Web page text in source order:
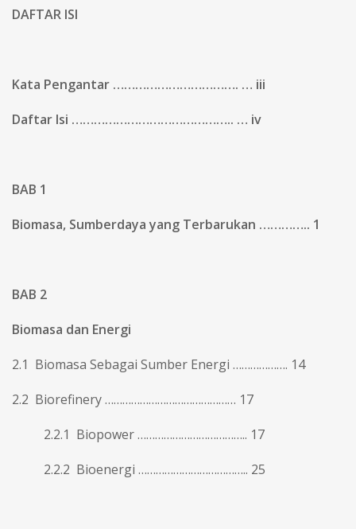
DAFTAR ISI
Kata Pengantar ……………………………. … iii
Daftar Isi …………………………………….. … iv
BAB 1
Biomasa, Sumberdaya yang Terbarukan ………….. 1
BAB 2
Biomasa dan Energi
2.1 Biomasa Sebagai Sumber Energi ………………. 14
2.2 Biorefinery ……………………………………… 17
2.2.1 Biopower ……………………………….. 17
2.2.2 Bioenergi ……………………………….. 25